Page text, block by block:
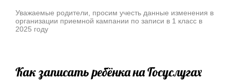
Уважаемые родители, просим учесть данные изменения в
организации приемной кампании по записи в 1 класс в
2025 году
Как записать ребёнка на Госуслугах